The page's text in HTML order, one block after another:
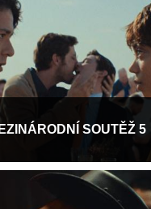
SOUTĚŽ 5
festivalu Pragueshorts nabídne
na jejichž vzniku se...